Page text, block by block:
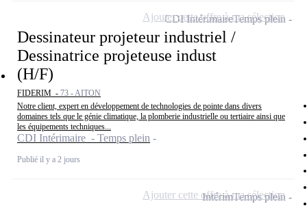
Dessinateur projeteur industriel /
Dessinatrice projeteuse indust
(H/F)
FIDERIM - 73 - AITON
Notre client, expert en développement de technologies de pointe dans divers
domaines tels que le génie climatique, la plomberie industrielle ou tertiaire ainsi que
les équipements techniques...
CDI Intérimaire - Temps plein
Publié il y a 2 jours
CDI IntérimaireTemps plein
Ajouter cette offre à ma sélection
IntérimTemps plein
Ajouter cette offre à ma sélection